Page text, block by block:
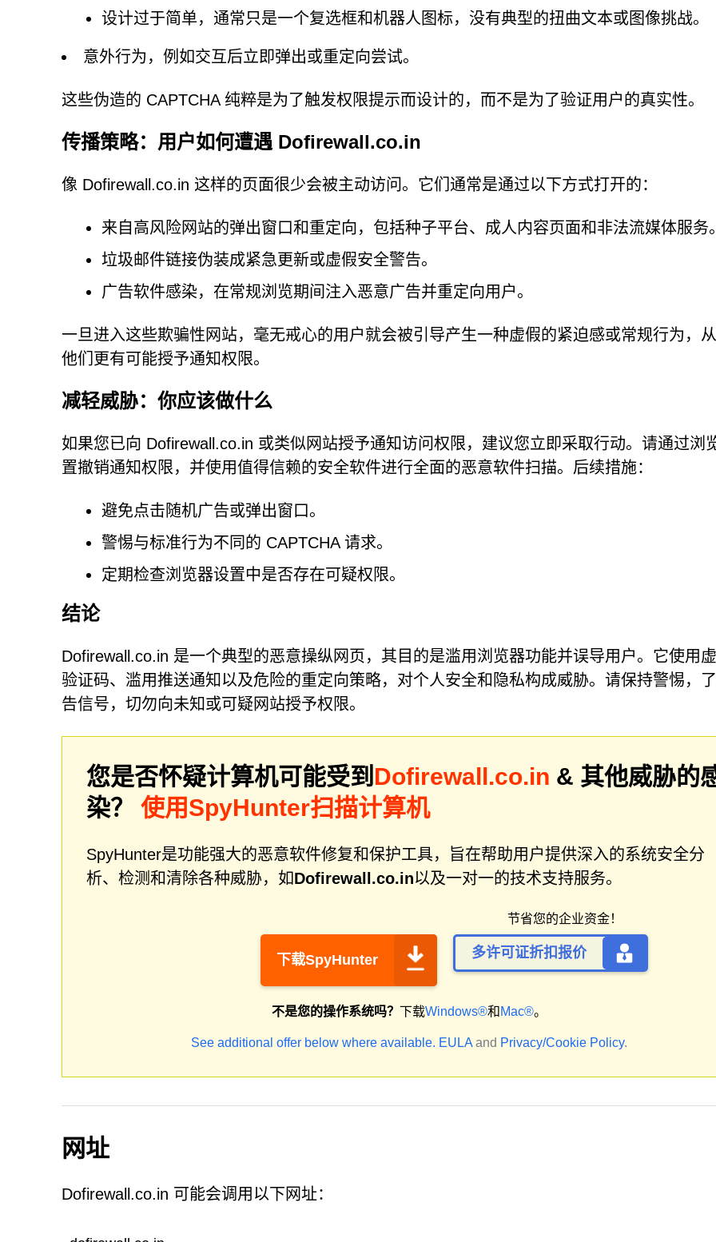
设计过于简单，通常只是一个复选框和机器人图标，没有典型的扭曲文本或图像挑战。
意外行为，例如交互后立即弹出或重定向尝试。
这些伪造的 CAPTCHA 纯粹是为了触发权限提示而设计的，而不是为了验证用户的真实性。
传播策略：用户如何遭遇 Dofirewall.co.in
像 Dofirewall.co.in 这样的页面很少会被主动访问。它们通常是通过以下方式打开的：
来自高风险网站的弹出窗口和重定向，包括种子平台、成人内容页面和非法流媒体服务。
垃圾邮件链接伪装成紧急更新或虚假安全警告。
广告软件感染，在常规浏览期间注入恶意广告并重定向用户。
一旦进入这些欺骗性网站，毫无戒心的用户就会被引导产生一种虚假的紧迫感或常规行为，
他们更有可能授予通知权限。
减轻威胁：你应该做什么
如果您已向 Dofirewall.co.in 或类似网站授予通知访问权限，建议您立即采取行动。请通过浏
置撤销通知权限，并使用值得信赖的安全软件进行全面的恶意软件扫描。后续措施：
避免点击随机广告或弹出窗口。
警惕与标准行为不同的 CAPTCHA 请求。
定期检查浏览器设置中是否存在可疑权限。
结论
Dofirewall.co.in 是一个典型的恶意操纵网页，其目的是滥用浏览器功能并误导用户。它使用
验证码、滥用推送通知以及危险的重定向策略，对个人安全和隐私构成威胁。请保持警惕，
告信号，切勿向未知或可疑网站授予权限。
您是否怀疑计算机可能受到 Dofirewall.co.in & 其他威胁的
染？ 使用SpyHunter扫描计算机
SpyHunter是功能强大的恶意软件修复和保护工具，旨在帮助用户提供深入的系统安全分
析、检测和清除各种威胁，如Dofirewall.co.in以及一对一的技术支持服务。
下载SpyHunter
节省您的企业资金！
多许可证折扣报价
不是您的操作系统吗？ 下载Windows®和 Mac®。
See additional offer below where available. EULA and Privacy/Cookie Policy.
网址
Dofirewall.co.in 可能会调用以下网址：